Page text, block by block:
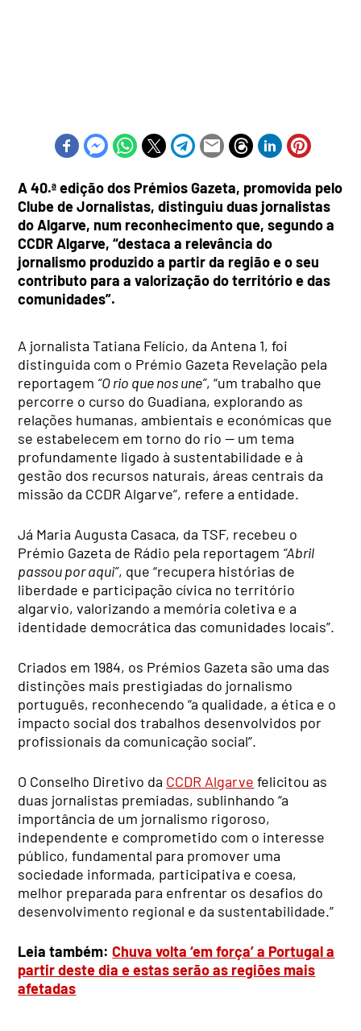
A 40.ª edição dos Prémios Gazeta, promovida pelo
Clube de Jornalistas, distinguiu duas jornalistas
do Algarve, num reconhecimento que, segundo a
CCDR Algarve, “destaca a relevância do
jornalismo produzido a partir da região e o seu
contributo para a valorização do território e das
comunidades”.
A jornalista Tatiana Felício, da Antena 1, foi
distinguida com o Prémio Gazeta Revelação pela
reportagem “O rio que nos une”, “um trabalho que
percorre o curso do Guadiana, explorando as
relações humanas, ambientais e económicas que
se estabelecem em torno do rio — um tema
profundamente ligado à sustentabilidade e à
gestão dos recursos naturais, áreas centrais da
missão da CCDR Algarve”, refere a entidade.
Já Maria Augusta Casaca, da TSF, recebeu o
Prémio Gazeta de Rádio pela reportagem “Abril
passou por aqui”, que “recupera histórias de
liberdade e participação cívica no território
algarvio, valorizando a memória coletiva e a
identidade democrática das comunidades locais”.
Criados em 1984, os Prémios Gazeta são uma das
distinções mais prestigiadas do jornalismo
português, reconhecendo “a qualidade, a ética e o
impacto social dos trabalhos desenvolvidos por
profissionais da comunicação social”.
O Conselho Diretivo da CCDR Algarve felicitou as
duas jornalistas premiadas, sublinhando “a
importância de um jornalismo rigoroso,
independente e comprometido com o interesse
público, fundamental para promover uma
sociedade informada, participativa e coesa,
melhor preparada para enfrentar os desafios do
desenvolvimento regional e da sustentabilidade.”
Leia também:Chuva volta ‘em força’ a Portugal a
partir deste dia e estas serão as regiões mais
afetadas